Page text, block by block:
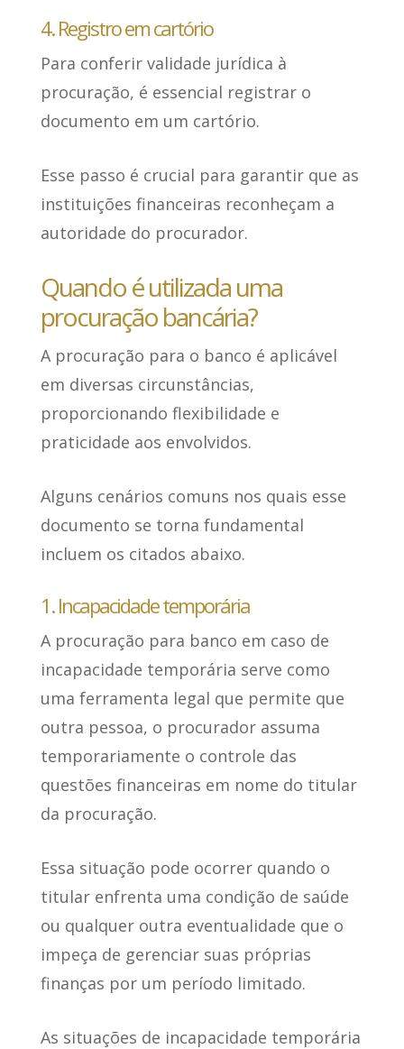
4. Registro em cartório
Para conferir validade jurídica à
procuração, é essencial registrar o
documento em um cartório.
Esse passo é crucial para garantir que as
instituições financeiras reconheçam a
autoridade do procurador.
Quando é utilizada uma
procuração bancária?
A procuração para o banco é aplicável
em diversas circunstâncias,
proporcionando flexibilidade e
praticidade aos envolvidos.
Alguns cenários comuns nos quais esse
documento se torna fundamental
incluem os citados abaixo.
1. Incapacidade temporária
A procuração para banco em caso de
incapacidade temporária serve como
uma ferramenta legal que permite que
outra pessoa, o procurador assuma
temporariamente o controle das
questões financeiras em nome do titular
da procuração.
Essa situação pode ocorrer quando o
titular enfrenta uma condição de saúde
ou qualquer outra eventualidade que o
impeça de gerenciar suas próprias
finanças por um período limitado.
As situações de incapacidade temporária